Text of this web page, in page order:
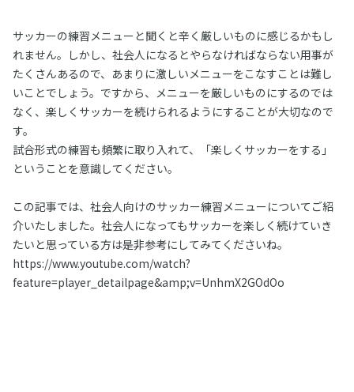
サッカーの練習メニューと聞くと辛く厳しいものに感じるかもし
れません。しかし、社会人になるとやらなければならない用事が
たくさんあるので、あまりに激しいメニューをこなすことは難し
いことでしょう。ですから、メニューを厳しいものにするのでは
なく、楽しくサッカーを続けられるようにすることが大切なので
す。
試合形式の練習も頻繁に取り入れて、「楽しくサッカーをする」
ということを意識してください。
この記事では、社会人向けのサッカー練習メニューについてご紹
介いたしました。社会人になってもサッカーを楽しく続けていき
たいと思っている方は是非参考にしてみてくださいね。
https://www.youtube.com/watch?
feature=player_detailpage&amp;v=UnhmX2GOdOo